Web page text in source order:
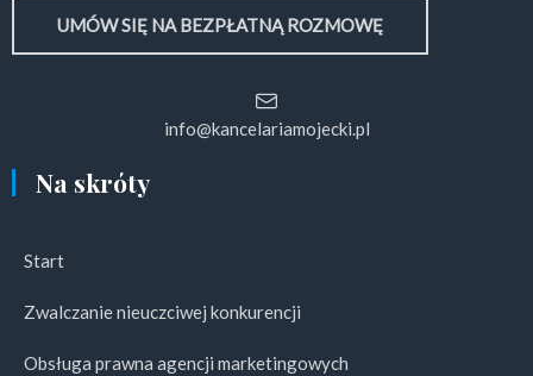
UMÓW SIĘ NA BEZPŁATNĄ ROZMOWĘ
info@kancelariamojecki.pl
Na skróty
Start
Zwalczanie nieuczciwej konkurencji
Obsługa prawna agencji marketingowych